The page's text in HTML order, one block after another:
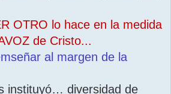
OTRO lo hace en la medida
de Cristo...
al margen de la
instituyó… diversidad de